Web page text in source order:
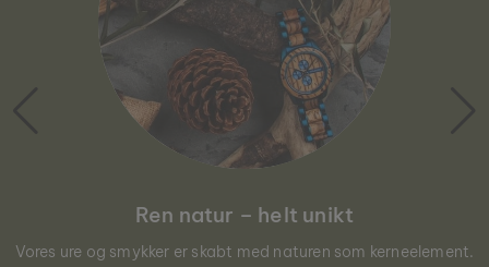
Ren natur – helt unikt
Vores ure og smykker er skabt med naturen som kerneelement.